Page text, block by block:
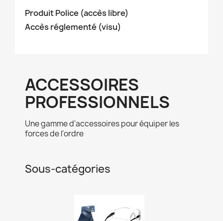
Produit Police (accès libre)
Accès réglementé (visu)
ACCESSOIRES
PROFESSIONNELS
Une gamme d'accessoires pour équiper les
forces de l'ordre
Sous-catégories